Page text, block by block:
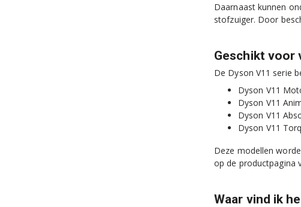
Daarnaast kunnen
stofzuiger. Door
Geschikt voor
De Dyson V11 serie
Dyson V11
Dyson V11
Dyson V11
Dyson V11
Deze modellen
op de productpagina
Waar vind ik